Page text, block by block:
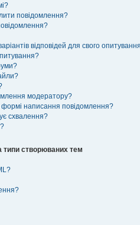
повідомлення?
відповідей для свого
модератору?
формі написання повідомлення?
схвалення?
типи створюваних тем